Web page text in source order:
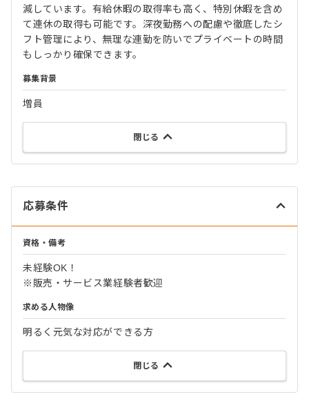
減しています。有給休暇の取得率も高く、特別休暇を含め
て連休の取得も可能です。深夜勤務への配慮や徹底したシ
フト管理により、無理な連勤を防いでプライベートの時間
もしっかり確保できます。
募集背景
増員
閉じる
応募条件
資格・備考
未経験OK！
※販売・サービス業経験者歓迎
求める人物像
明るく元気な対応ができる方
閉じる